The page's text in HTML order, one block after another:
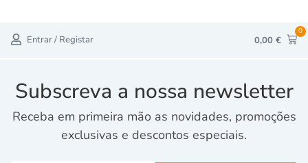
Entrar / Registar 0,00 €
0
Subscreva a nossa newsletter
Receba em primeira mão as novidades, promoções
exclusivas e descontos especiais.